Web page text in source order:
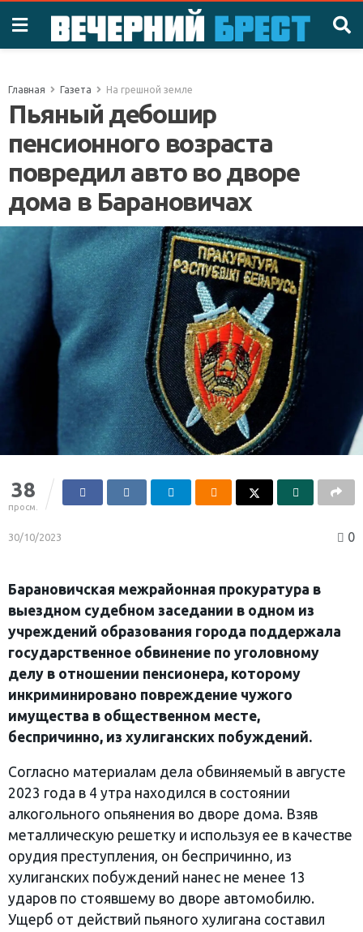
Главная Газета На грешной земле
Пьяный дебошир
пенсионного возраста
повредил авто во дворе
дома в Барановичах
38
просм.
30/10/2023 0
Барановичская межрайонная прокуратура в
выездном судебном заседании в одном из
учреждений образования города поддержала
государственное обвинение по уголовному
делу в отношении пенсионера, которому
инкриминировано повреждение чужого
имущества в общественном месте,
беспричинно, из хулиганских побуждений.
Согласно материалам дела обвиняемый в августе
2023 года в 4 утра находился в состоянии
алкогольного опьянения во дворе дома. Взяв
металлическую решетку и используя ее в качестве
орудия преступления, он беспричинно, из
хулиганских побуждений нанес не менее 13
ударов по стоявшему во дворе автомобилю.
Ущерб от действий пьяного хулигана составил